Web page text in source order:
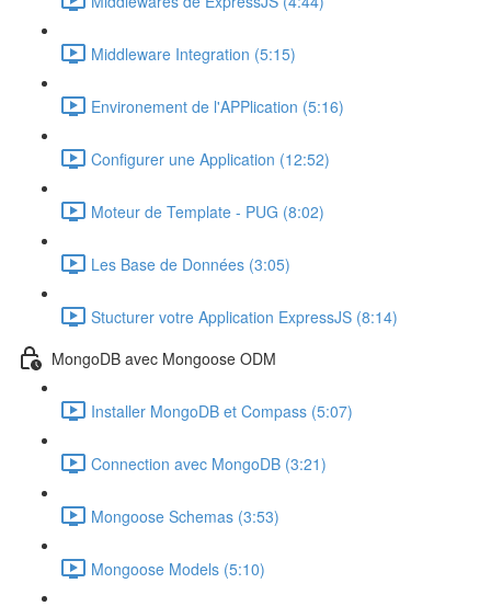
Middleware Integration (5:15)
Environement de l'APPlication (5:16)
Configurer une Application (12:52)
Moteur de Template - PUG (8:02)
Les Base de Données (3:05)
Stucturer votre Application ExpressJS (8:14)
MongoDB avec Mongoose ODM
Installer MongoDB et Compass (5:07)
Connection avec MongoDB (3:21)
Mongoose Schemas (3:53)
Mongoose Models (5:10)